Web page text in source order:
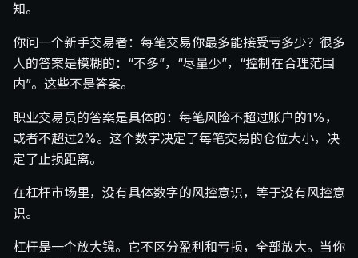
知。
你问一个新手交易者：每笔交易你最多能接受亏多少？很多
人的答案是模糊的：“不多”，“尽量少”，“控制在合理范围
内”。这些不是答案。
职业交易员的答案是具体的：每笔风险不超过账户的1%，
或者不超过2%。这个数字决定了每笔交易的仓位大小，决
定了止损距离。
在杠杆市场里，没有具体数字的风控意识，等于没有风控意
识。
杠杆是一个放大镜。它不区分盈利和亏损，全部放大。当你